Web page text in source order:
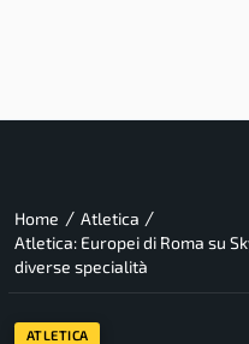
Home / Atletica /
Atletica: Europei di Roma su
diverse specialità
ATLETICA